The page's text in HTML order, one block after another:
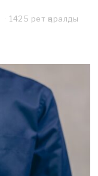
a
0
1425 рет қаралды